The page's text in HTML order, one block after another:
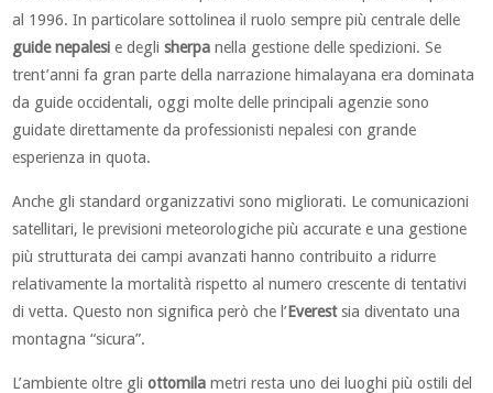
al 1996. In particolare sottolinea il ruolo sempre più centrale delle
guide nepalesi e deglisherpa nella gestione delle spedizioni. Se
trent’anni fa gran parte della narrazione himalayana era dominata
da guide occidentali, oggi molte delle principali agenzie sono
guidate direttamente da professionisti nepalesi con grande
esperienza in quota.
Anche gli standard organizzativi sono migliorati. Le comunicazioni
satellitari, le previsioni meteorologiche più accurate e una gestione
più strutturata dei campi avanzati hanno contribuito a ridurre
relativamente la mortalità rispetto al numero crescente di tentativi
di vetta. Questo non significa però che l’Everestsia diventato una
montagna “sicura”.
L’ambiente oltre gliottomila metri resta uno dei luoghi più ostili del